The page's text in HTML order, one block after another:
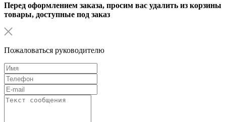
Перед оформлением заказа, просим вас удалить из корзины
товары, доступные под заказ
Пожаловаться руководителю